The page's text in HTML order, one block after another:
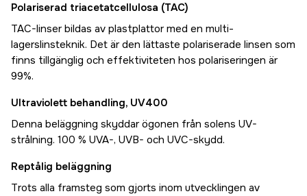
Polariserad triacetatcellulosa (TAC)
TAC-linser bildas av plastplattor med en multi-
lagerslinsteknik. Det är den lättaste polariserade linsen som
finns tillgänglig och effektiviteten hos polariseringen är
99%.
Ultraviolett behandling, UV400
Denna beläggning skyddar ögonen från solens UV-
strålning. 100 % UVA-, UVB- och UVC-skydd.
Reptålig beläggning
Trots alla framsteg som gjorts inom utvecklingen av